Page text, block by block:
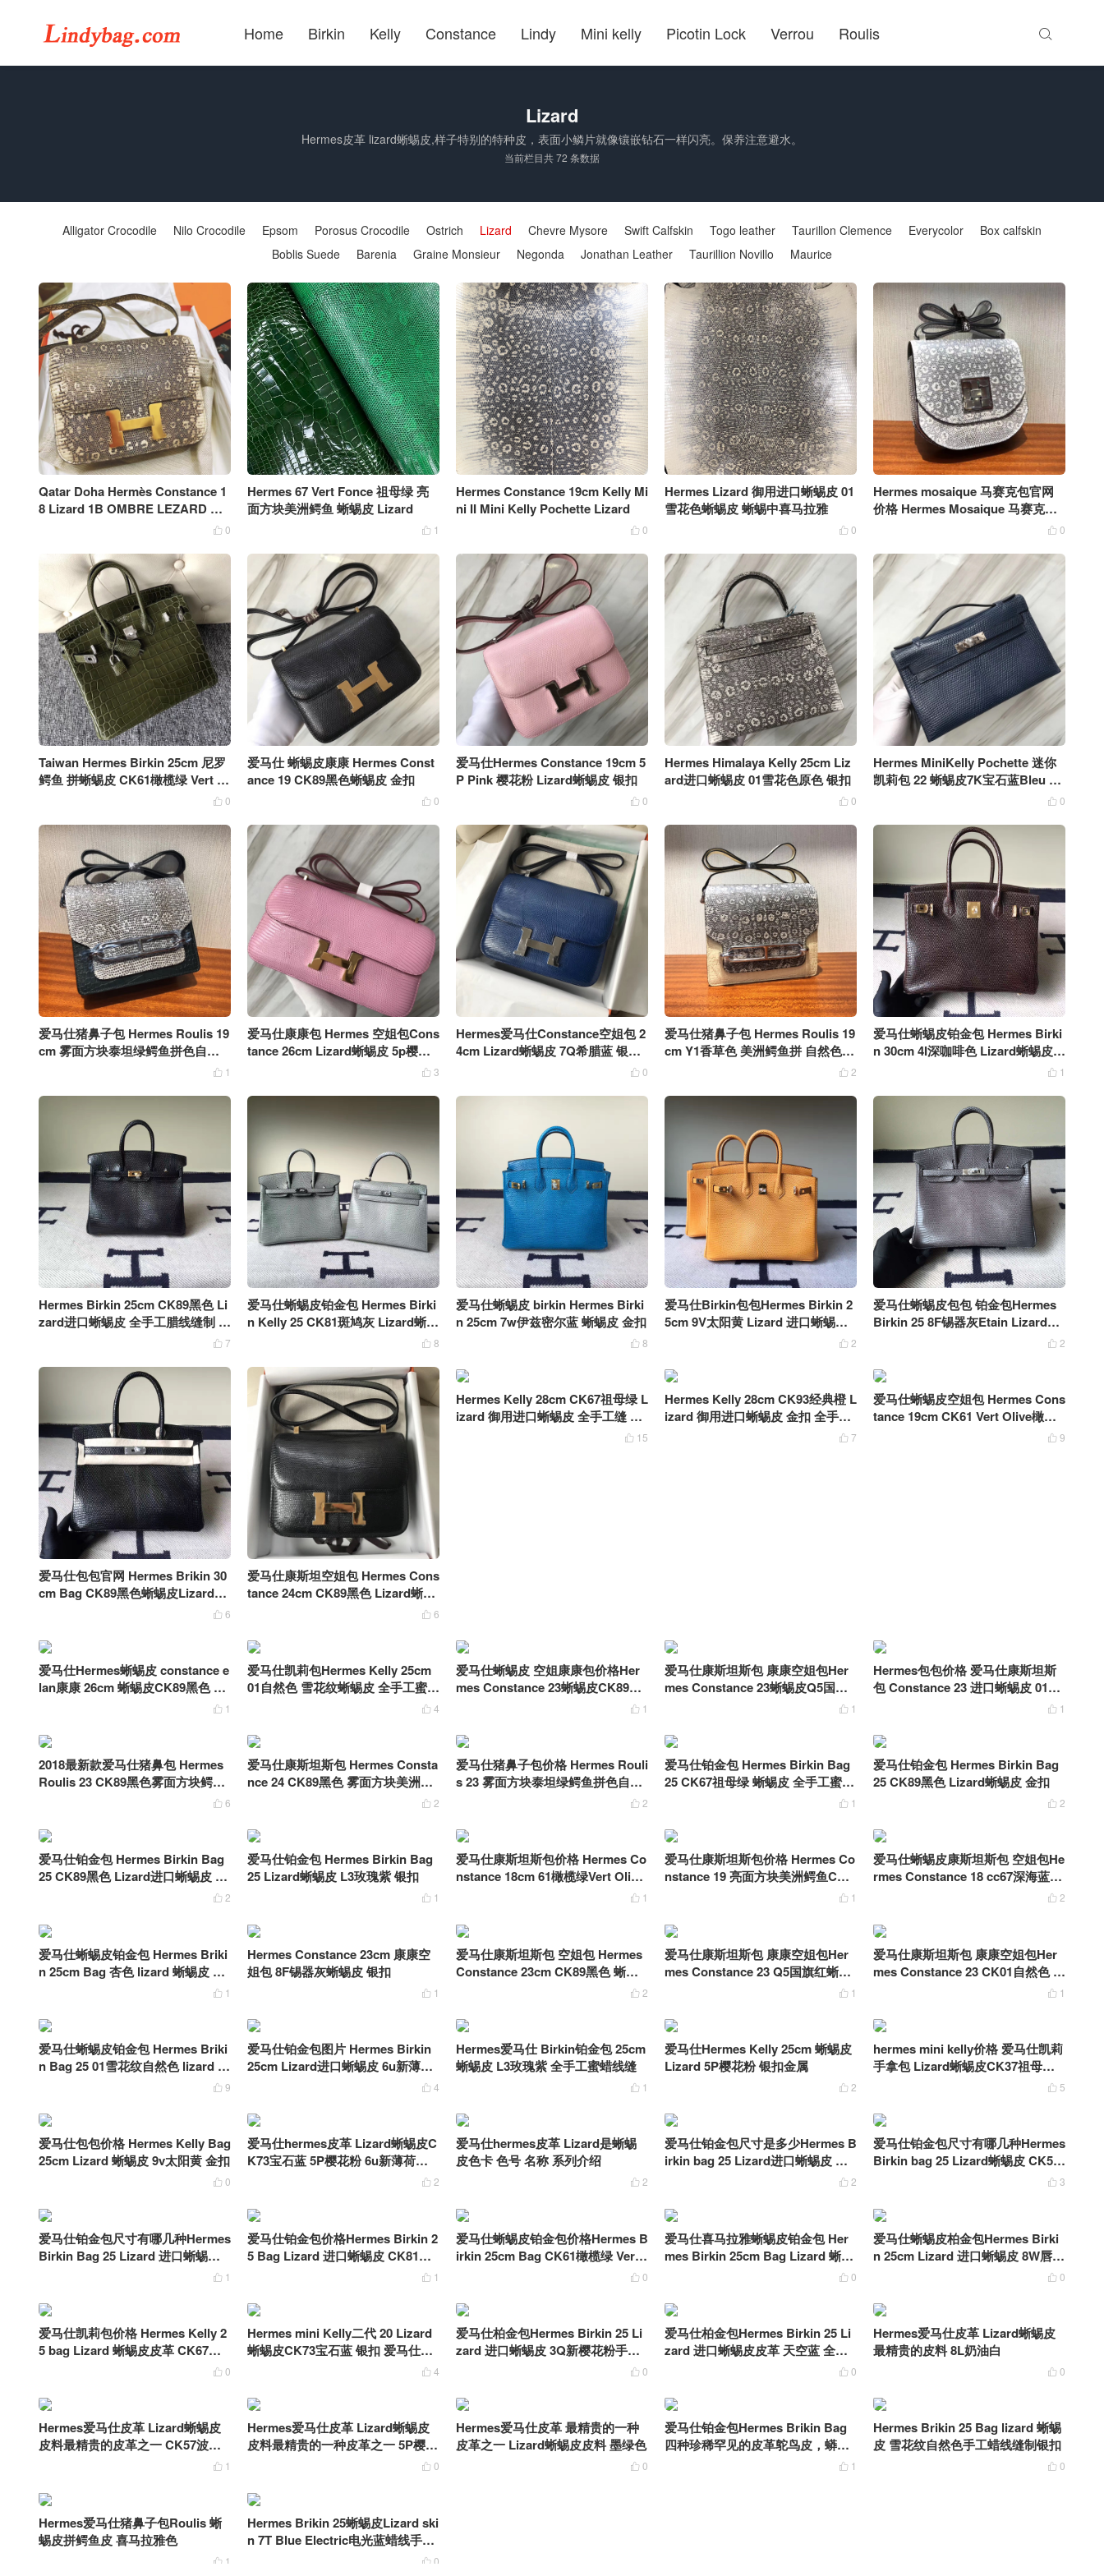
Home Birkin Kelly Constance Lindy Mini kelly Picotin Lock Verrou Roulis 
Lizard
Hermes皮革 lizard蜥蜴皮,样子特别的特种皮，表面小鳞片就像镶嵌钻石一样闪亮。保养注意避水。
当前栏目共 72 条数据
Alligator Crocodile Nilo Crocodile Epsom Porosus Crocodile Ostrich Lizard Chevre Mysore Swift Calfskin Togo leather Taurillon Clemence Everycolor
Box calfskin
Boblis Suede
Barenia Graine Monsieur Negonda Jonathan Leather Taurillion Novillo Maurice
Qatar Doha Hermès Constance 1
8 Lizard 1B OMBRE LEZARD NA
 0
Hermes 67 Vert Fonce 祖母绿 亮
面方块美洲鳄鱼 蜥蜴皮 Lizard
 1
Hermes Constance 19cm Kelly Mi
ni II Mini Kelly Pochette Lizard
 0
Hermes Lizard 御用进口蜥蜴皮 01
雪花色蜥蜴皮 蜥蜴中喜马拉雅
 0
Hermes mosaique 马赛克包官网
价格 Hermes Mosaique 马赛克蜥
 0
Taiwan Hermes Birkin 25cm 尼罗
鳄鱼 拼蜥蜴皮 CK61橄榄绿 Vert Ol
 0
爱马仕 蜥蜴皮康康 Hermes Const
ance 19 CK89黑色蜥蜴皮 金扣
 0
爱马仕Hermes Constance 19cm 5
P Pink 樱花粉 Lizard蜥蜴皮 银扣
 0
Hermes Himalaya Kelly 25cm Liz
ard进口蜥蜴皮 01雪花色原色 银扣
 0
Hermes MiniKelly Pochette 迷你
凯莉包 22 蜥蜴皮7K宝石蓝Bleu Ab
 0
爱马仕猪鼻子包 Hermes Roulis 19
cm 雾面方块泰坦绿鳄鱼拼色自然
 1
爱马仕康康包 Hermes 空姐包Cons
tance 26cm Lizard蜥蜴皮 5p樱花
 3
Hermes爱马仕Constance空姐包 2
4cm Lizard蜥蜴皮 7Q希腊蓝 银扣
 0
爱马仕猪鼻子包 Hermes Roulis 19
cm Y1香草色 美洲鳄鱼拼 自然色蜥
 2
爱马仕蜥蜴皮铂金包 Hermes Birki
n 30cm 4I深咖啡色 Lizard蜥蜴皮金
 1
Hermes Birkin 25cm CK89黑色 Li
zard进口蜥蜴皮 全手工腊线缝制 金
 7
爱马仕蜥蜴皮铂金包 Hermes Birki
n Kelly 25 CK81斑鸠灰 Lizard蜥蜴
 8
爱马仕蜥蜴皮 birkin Hermes Birki
n 25cm 7w伊兹密尔蓝 蜥蜴皮 金扣
 8
爱马仕Birkin包包Hermes Birkin 2
5cm 9V太阳黄 Lizard 进口蜥蜴皮
 2
爱马仕蜥蜴皮包包 铂金包Hermes
Birkin 25 8F锡器灰Etain Lizard蜥
 2
爱马仕包包官网 Hermes Brikin 30
cm Bag CK89黑色蜥蜴皮Lizard金
 6
爱马仕康斯坦空姐包 Hermes Cons
tance 24cm CK89黑色 Lizard蜥蜴
 6
Hermes Kelly 28cm CK67祖母绿 L
izard 御用进口蜥蜴皮 全手工缝 金
 15
Hermes Kelly 28cm CK93经典橙 L
izard 御用进口蜥蜴皮 金扣 全手工
 7
爱马仕蜥蜴皮空姐包 Hermes Cons
tance 19cm CK61 Vert Olive橄榄
 9
爱马仕Hermes蜥蜴皮 constance e
lan康康 26cm 蜥蜴皮CK89黑色 金
 1
爱马仕凯莉包Hermes Kelly 25cm
01自然色 雪花纹蜥蜴皮 全手工蜜蜡
 4
爱马仕蜥蜴皮 空姐康康包价格Her
mes Constance 23蜥蜴皮CK89黑
 1
爱马仕康斯坦斯包 康康空姐包Her
mes Constance 23蜥蜴皮Q5国旗
 1
Hermes包包价格 爱马仕康斯坦斯
包 Constance 23 进口蜥蜴皮 01自
 1
2018最新款爱马仕猪鼻包 Hermes
Roulis 23 CK89黑色雾面方块鳄鱼
 6
爱马仕康斯坦斯包 Hermes Consta
nce 24 CK89黑色 雾面方块美洲鳄
 2
爱马仕猪鼻子包价格 Hermes Rouli
s 23 雾面方块泰坦绿鳄鱼拼色自然
 2
爱马仕铂金包 Hermes Birkin Bag
25 CK67祖母绿 蜥蜴皮 全手工蜜蜡
 1
爱马仕铂金包 Hermes Birkin Bag
25 CK89黑色 Lizard蜥蜴皮 金扣
 2
爱马仕铂金包 Hermes Birkin Bag
25 CK89黑色 Lizard进口蜥蜴皮 银
 2
爱马仕铂金包 Hermes Birkin Bag
25 Lizard蜥蜴皮 L3玫瑰紫 银扣
 1
爱马仕康斯坦斯包价格 Hermes Co
nstance 18cm 61橄榄绿Vert Olive
 1
爱马仕康斯坦斯包价格 Hermes Co
nstance 19 亮面方块美洲鳄鱼CK6
 1
爱马仕蜥蜴皮康斯坦斯包 空姐包He
rmes Constance 18 cc67深海蓝蜥
 2
爱马仕蜥蜴皮铂金包 Hermes Briki
n 25cm Bag 杏色 lizard 蜥蜴皮 银
 1
Hermes Constance 23cm 康康空
姐包 8F锡器灰蜥蜴皮 银扣
 1
爱马仕康斯坦斯包 空姐包 Hermes
Constance 23cm CK89黑色 蜥蜴
 2
爱马仕康斯坦斯包 康康空姐包Her
mes Constance 23 Q5国旗红蜥蜴
 1
爱马仕康斯坦斯包 康康空姐包Her
mes Constance 23 CK01自然色 蜥
 1
爱马仕蜥蜴皮铂金包 Hermes Briki
n Bag 25 01雪花纹自然色 lizard 蜥
 9
爱马仕铂金包图片 Hermes Birkin
25cm Lizard进口蜥蜴皮 6u新薄荷
 4
Hermes爱马仕 Birkin铂金包 25cm
蜥蜴皮 L3玫瑰紫 全手工蜜蜡线缝
 1
爱马仕Hermes Kelly 25cm 蜥蜴皮
Lizard 5P樱花粉 银扣金属
 2
hermes mini kelly价格 爱马仕凯莉
手拿包 Lizard蜥蜴皮CK37祖母绿
 5
爱马仕包包价格 Hermes Kelly Bag
25cm Lizard 蜥蜴皮 9v太阳黄 金扣
 0
爱马仕hermes皮革 Lizard蜥蜴皮C
K73宝石蓝 5P樱花粉 6u新薄荷绿 L
 2
爱马仕hermes皮革 Lizard是蜥蜴
皮色卡 色号 名称 系列介绍
 2
爱马仕铂金包尺寸是多少Hermes B
irkin bag 25 Lizard进口蜥蜴皮 土
 2
爱马仕铂金包尺寸有哪几种Hermes
Birkin bag 25 Lizard蜥蜴皮 CK57
 3
爱马仕铂金包尺寸有哪几种Hermes
Birkin Bag 25 Lizard 进口蜥蜴皮
 1
爱马仕铂金包价格Hermes Birkin 2
5 Bag Lizard 进口蜥蜴皮 CK81斑
 1
爱马仕蜥蜴皮铂金包价格Hermes B
irkin 25cm Bag CK61橄榄绿 Vert
 0
爱马仕喜马拉雅蜥蜴皮铂金包 Her
mes Birkin 25cm Bag Lizard 蜥蜴
 0
爱马仕蜥蜴皮柏金包Hermes Birki
n 25cm Lizard 进口蜥蜴皮 8W唇膏
 0
爱马仕凯莉包价格 Hermes Kelly 2
5 bag Lizard 蜥蜴皮皮革 CK67祖
 0
Hermes mini Kelly二代 20 Lizard
蜥蜴皮CK73宝石蓝 银扣 爱马仕迷
 4
爱马仕柏金包Hermes Birkin 25 Li
zard 进口蜥蜴皮 3Q新樱花粉手工
 0
爱马仕柏金包Hermes Birkin 25 Li
zard 进口蜥蜴皮皮革 天空蓝 全手
 0
Hermes爱马仕皮革 Lizard蜥蜴皮
最精贵的皮料 8L奶油白
 0
Hermes爱马仕皮革 Lizard蜥蜴皮
皮料最精贵的皮革之一 CK57波尔
 1
Hermes爱马仕皮革 Lizard蜥蜴皮
皮料最精贵的一种皮革之一 5P樱花
 0
Hermes爱马仕皮革 最精贵的一种
皮革之一 Lizard蜥蜴皮皮料 墨绿色
 0
爱马仕铂金包Hermes Brikin Bag
四种珍稀罕见的皮革鸵鸟皮，蟒蛇
 1
Hermes Brikin 25 Bag lizard 蜥蜴
皮 雪花纹自然色手工蜡线缝制银扣
 0
Hermes爱马仕猪鼻子包Roulis 蜥
蜴皮拼鳄鱼皮 喜马拉雅色
 1
Hermes Brikin 25蜥蜴皮Lizard ski
n 7T Blue Electric电光蓝蜡线手缝
 0